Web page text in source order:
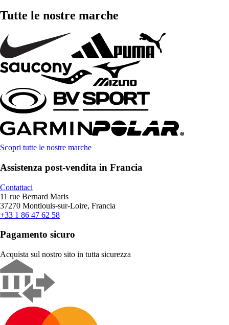
Tutte le nostre marche
Scopri tutte le nostre marche
Assistenza post-vendita in Francia
Contattaci
11 rue Bernard Maris
37270 Montlouis-sur-Loire, Francia
+33 1 86 47 62 58
Pagamento sicuro
Acquista sul nostro sito in tutta sicurezza